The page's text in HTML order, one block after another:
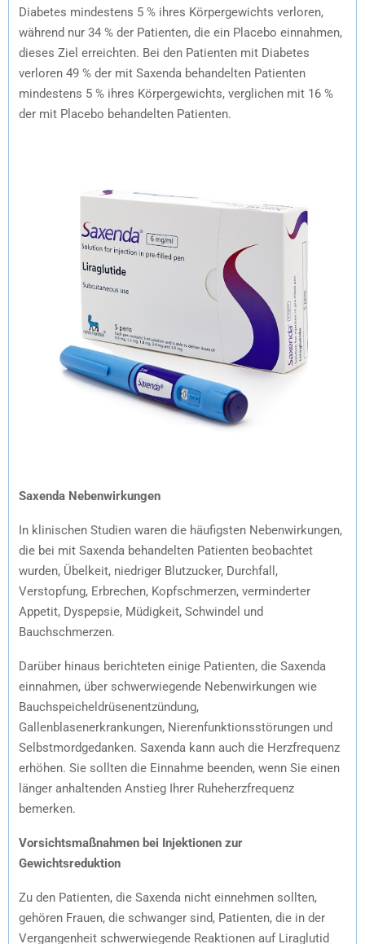
Diabetes mindestens 5 % ihres Körpergewichts verloren,
während nur 34 % der Patienten, die ein Placebo einnahmen,
dieses Ziel erreichten. Bei den Patienten mit Diabetes
verloren 49 % der mit Saxenda behandelten Patienten
mindestens 5 % ihres Körpergewichts, verglichen mit 16 %
der mit Placebo behandelten Patienten.
Saxenda Nebenwirkungen
In klinischen Studien waren die häufigsten Nebenwirkungen,
die bei mit Saxenda behandelten Patienten beobachtet
wurden, Übelkeit, niedriger Blutzucker, Durchfall,
Verstopfung, Erbrechen, Kopfschmerzen, verminderter
Appetit, Dyspepsie, Müdigkeit, Schwindel und
Bauchschmerzen.
Darüber hinaus berichteten einige Patienten, die Saxenda
einnahmen, über schwerwiegende Nebenwirkungen wie
Bauchspeicheldrüsenentzündung,
Gallenblasenerkrankungen, Nierenfunktionsstörungen und
Selbstmordgedanken. Saxenda kann auch die Herzfrequenz
erhöhen. Sie sollten die Einnahme beenden, wenn Sie einen
länger anhaltenden Anstieg Ihrer Ruheherzfrequenz
bemerken.
Vorsichtsmaßnahmen bei Injektionen zur
Gewichtsreduktion
Zu den Patienten, die Saxenda nicht einnehmen sollten,
gehören Frauen, die schwanger sind, Patienten, die in der
Vergangenheit schwerwiegende Reaktionen auf Liraglutid